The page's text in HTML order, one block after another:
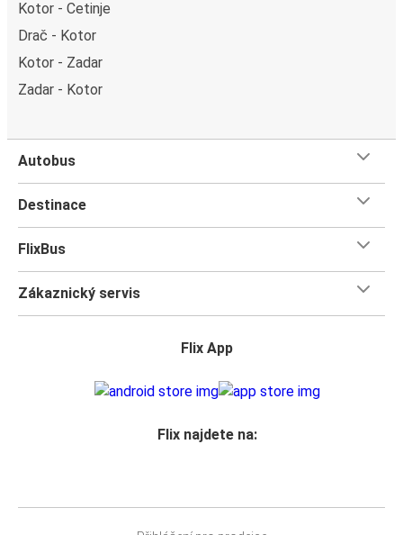
Kotor - Cetinje
Drač - Kotor
Kotor - Zadar
Zadar - Kotor
Autobus
Destinace
FlixBus
Zákaznický servis
Flix App
Flix najdete na: